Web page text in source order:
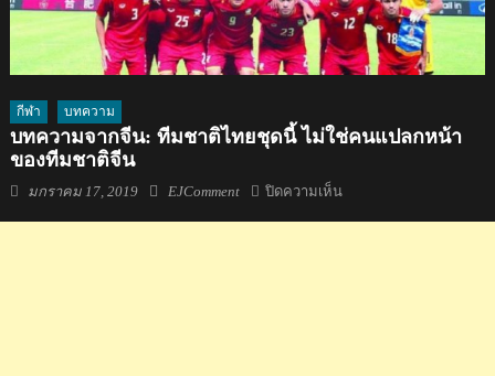
กีฬา บทความ
บทความจากจีน: ทีมชาติไทยชุดนี้ ไม่ใช่คนแปลกหน้า
ของทีมชาติจีน
Posted
มกราคม 17, 2019 Author
EJComment ปิดความเห็นบน